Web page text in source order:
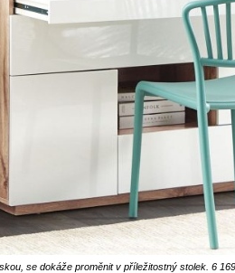
se dokáže proměnit v příležitostný stolek. 6